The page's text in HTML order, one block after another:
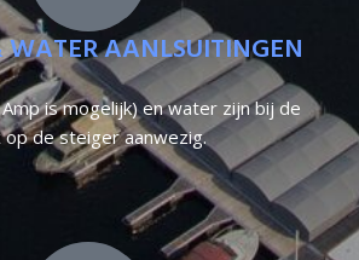
WATER AANLSUITINGEN
is mogelijk) en water zijn bij de
op de steiger aanwezig.